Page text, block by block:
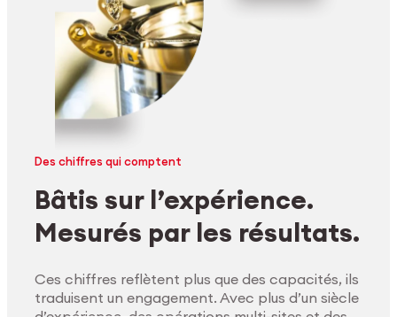
Des chiffres qui comptent
Bâtis sur l’expérience.
Mesurés par les résultats.
Ces chiffres reflètent plus que des capacités, ils
traduisent un engagement. Avec plus d’un siècle